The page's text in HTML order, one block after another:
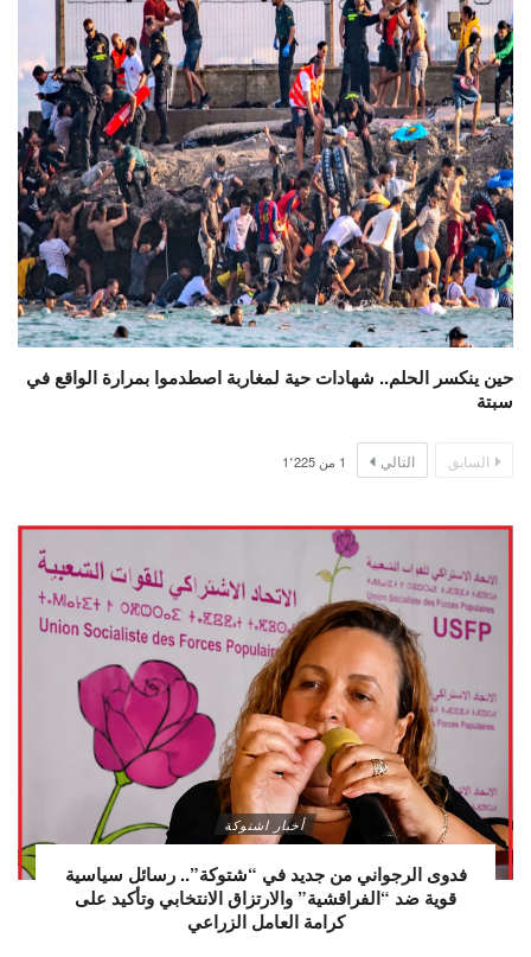
حين ينكسر الحلم.. شهادات حية لمغاربة اصطدموا بمرارة الواقع في
سبتة
السابق التالي 1 من 1٬225
أخبار اشتوكة
فدوى الرجواني من جديد في “شتوكة”.. رسائل سياسية
قوية ضد “الفراقشية” والارتزاق الانتخابي وتأكيد على
كرامة العامل الزراعي